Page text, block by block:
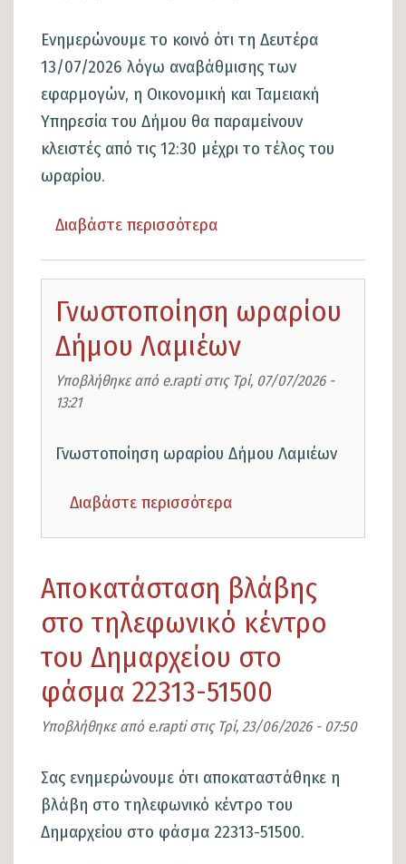
Ενημερώνουμε το κοινό ότι τη Δευτέρα
13/07/2026 λόγω αναβάθμισης των
εφαρμογών, η Οικονομική και Ταμειακή
Υπηρεσία του Δήμου θα παραμείνουν
κλειστές από τις 12:30 μέχρι το τέλος του
ωραρίου.
Διαβάστε περισσότερα
Αναβάθμιση
εφαρμογών
Οικονομικής
Υπηρεσίας
Γνωστοποίηση ωραρίου
Δήμου Λαμιέων
Υποβλήθηκε από e.raptiστις Τρί, 07/07/2026 -
13:21
Γνωστοποίηση ωραρίου Δήμου Λαμιέων
Διαβάστε περισσότερα
ωραρίου
Δήμου
Λαμιέων
Αποκατάσταση βλάβης
στο τηλεφωνικό κέντρο
του Δημαρχείου στο
φάσμα 22313-51500
Υποβλήθηκε από e.raptiστις Τρί, 23/06/2026 - 07:50
Σας ενημερώνουμε ότι αποκαταστάθηκε η
βλάβη στο τηλεφωνικό κέντρο του
Δημαρχείου στο φάσμα 22313-51500.